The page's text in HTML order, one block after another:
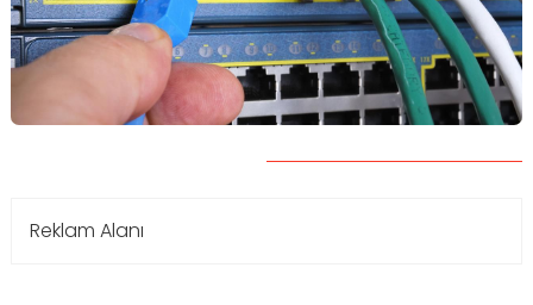
Reklam Alanı